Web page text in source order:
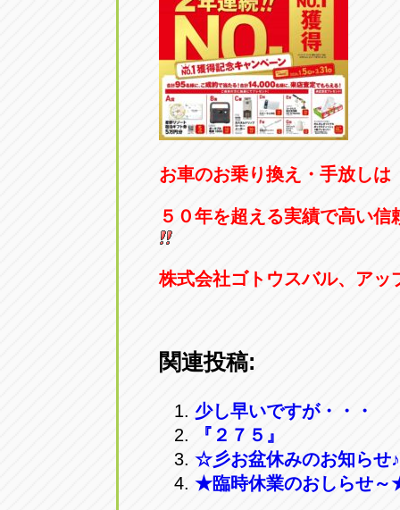
0568-76-
アップル
0561-53-
0587-66-
052-400-
059-331-
愛知県小牧市久保新町20
アップル尾張旭店
愛知県尾張旭市印場元町5-2-8
愛知県岩倉市大地町長田35-1
オートフレンド
愛知県清須市春日砂賀東114
トラック市四日市店
三重県四日市市午起3丁目1番3
お車のお乗り換え・手放しは
５０年を超える実績で高い
株式会社ゴトウスバル、アッ
関連投稿:
少し早いですが・・・
『２７５』
☆彡お盆休みのお知らせ
★臨時休業のおしらせ